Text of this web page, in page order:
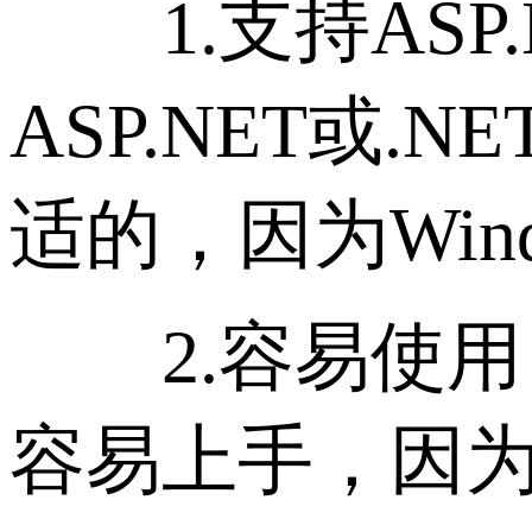
1.支持
ASP.NET或
适的，因为
2.容易使用
容易上手，因